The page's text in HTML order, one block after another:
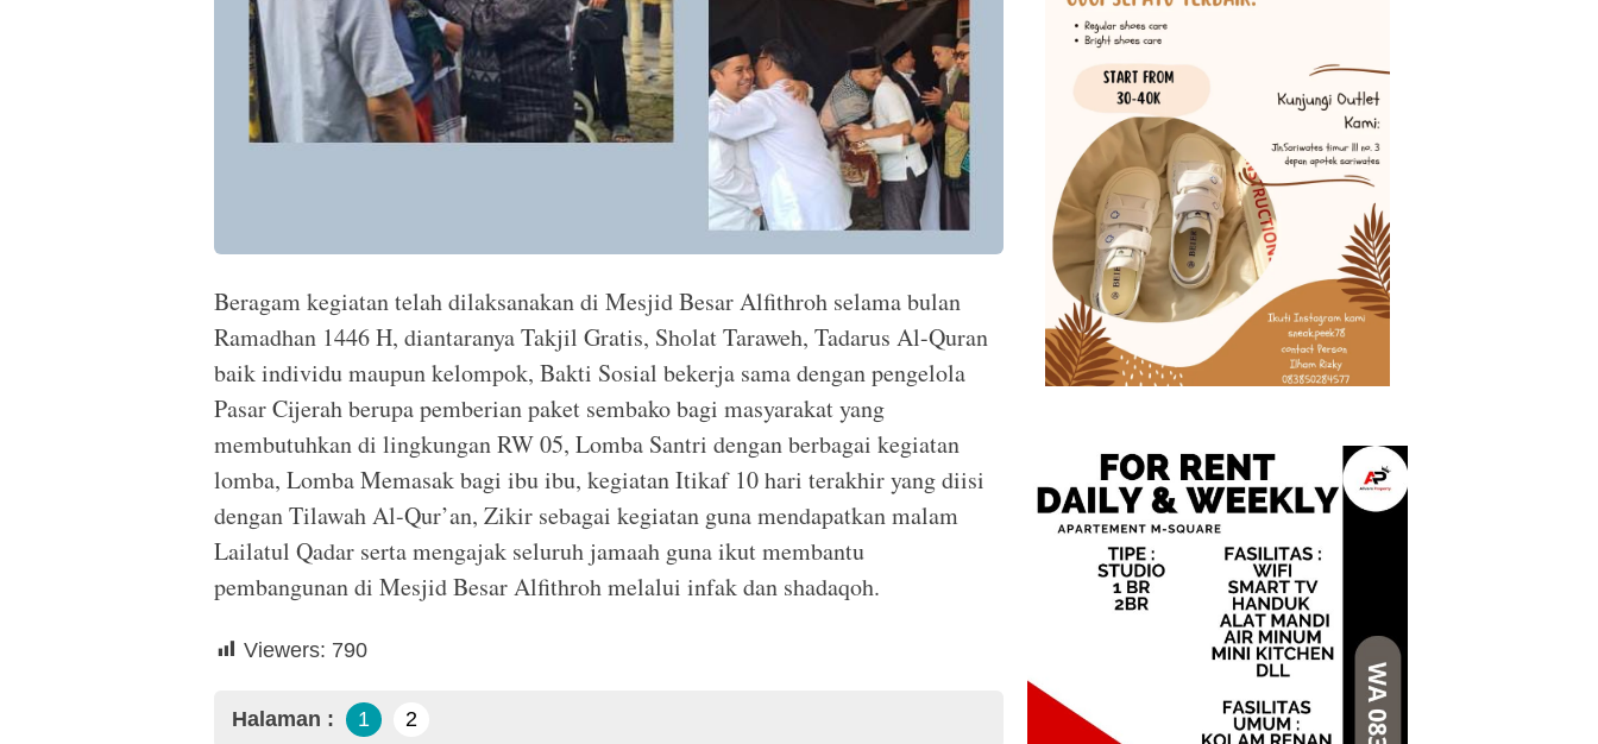
Beragam kegiatan telah dilaksanakan di Mesjid Besar Alfithroh selama bulan
Ramadhan 1446 H, diantaranya Takjil Gratis, Sholat Taraweh, Tadarus Al-Quran
baik individu maupun kelompok, Bakti Sosial bekerja sama dengan pengelola
Pasar Cijerah berupa pemberian paket sembako bagi masyarakat yang
membutuhkan di lingkungan RW 05, Lomba Santri dengan berbagai kegiatan
lomba, Lomba Memasak bagi ibu ibu, kegiatan Itikaf 10 hari terakhir yang diisi
dengan Tilawah Al-Qur’an, Zikir sebagai kegiatan guna mendapatkan malam
Lailatul Qadar serta mengajak seluruh jamaah guna ikut membantu
pembangunan di Mesjid Besar Alfithroh melalui infak dan shadaqoh.
Viewers: 790
Halaman : 1 2